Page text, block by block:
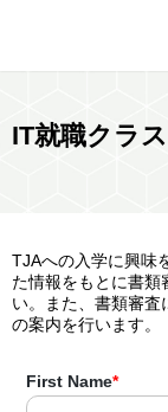
IT就職クラ
TJAへの入学に興味
た情報をもとに書類
い。また、書類審査
の案内を行います。
First Name*